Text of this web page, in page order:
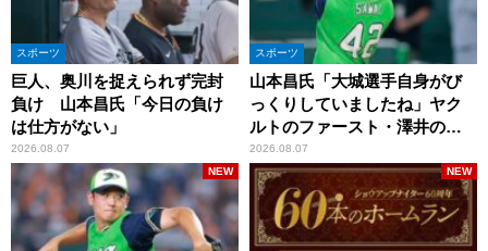
スポーツ
巨人、奥川を捉えられず完封
負け 山本昌氏「今日の負け
は仕方がない」
2026.08.07
スポーツ
山本昌氏「大城選手自身がび
っくりしていましたね」ヤク
ルトのファースト・澤井の判
断を評価
2026.08.07
NEW NEW